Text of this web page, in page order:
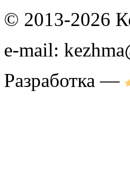
© 2013-2026
e-mail:
Разработка —